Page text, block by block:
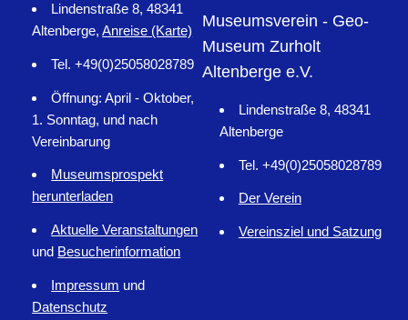
Lindenstraße 8, 48341
Altenberge,Anreise (Karte)
Tel. +49(0)25058028789
Öffnung: April - Oktober,
1. Sonntag, und nach
Vereinbarung
Museumsprospekt
herunterladen
Aktuelle Veranstaltungen
und Besucherinformation
Impressum und
Datenschutz
Museumsverein - Geo-
Museum Zurholt
Altenberge e.V.
Lindenstraße 8, 48341
Altenberge
Tel. +49(0)25058028789
Der Verein
Vereinsziel und Satzung